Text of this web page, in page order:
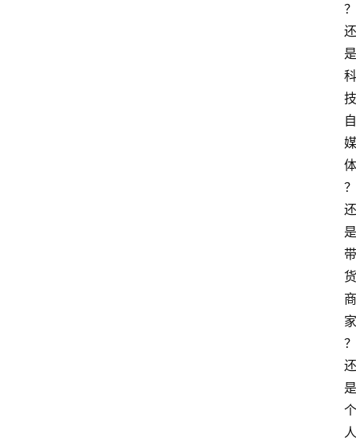
？
还
是
科
技
自
媒
体
？
还
是
带
货
商
家
？
还
是
个
人